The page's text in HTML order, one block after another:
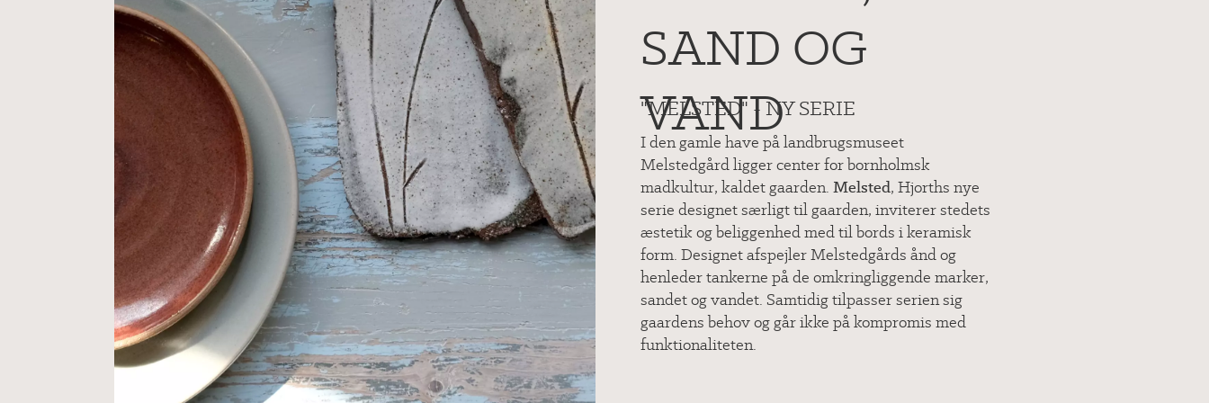
SAND OG
VAND
"MELSTED" - NY SERIE
I den gamle have på landbrugsmuseet
Melstedgård ligger center for bornholmsk
madkultur, kaldet gaarden. Melsted, Hjorths nye
serie designet særligt til gaarden, inviterer stedets
æstetik og beliggenhed med til bords i keramisk
form. Designet afspejler Melstedgårds ånd og
henleder tankerne på de omkringliggende marker,
sandet og vandet. Samtidig tilpasser serien sig
gaardens behov og går ikke på kompromis med
funktionaliteten.